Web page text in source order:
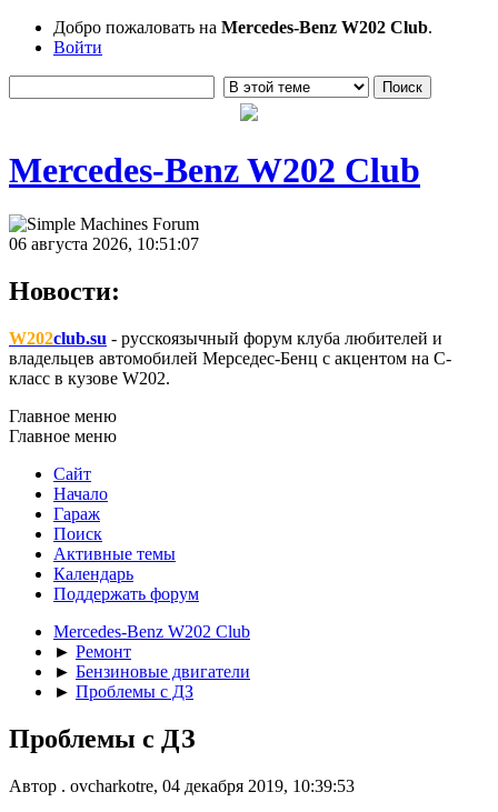
Добро пожаловать на Mercedes-Benz W202 Club.
Войти
Mercedes-Benz W202 Club
06 августа 2026, 10:51:07
Новости:
W202club.su - русскоязычный форум клуба любителей и
владельцев автомобилей Мерседес-Бенц с акцентом на C-
класс в кузове W202.
Главное меню
Главное меню
Сайт
Начало
Гараж
Поиск
Активные темы
Календарь
Поддержать форум
Mercedes-Benz W202 Club
► Ремонт
► Бензиновые двигатели
► Проблемы с ДЗ
Проблемы с ДЗ
Автор . ovcharkotre, 04 декабря 2019, 10:39:53